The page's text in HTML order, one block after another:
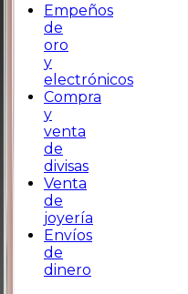
Empeños
de
oro
y
electrónicos
Compra
y
venta
de
divisas
Venta
de
joyería
Envíos
de
dinero